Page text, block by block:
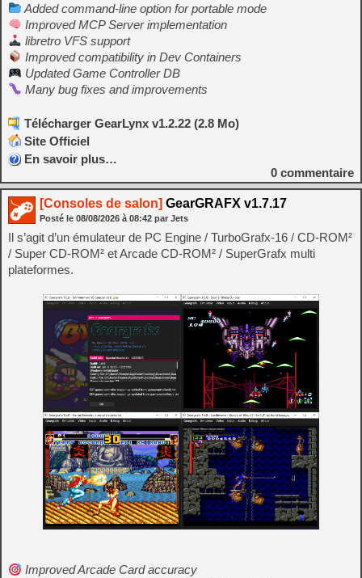
Added command-line option for portable mode
Improved MCP Server implementation
libretro VFS support
Improved compatibility in Dev Containers
Updated Game Controller DB
Many bug fixes and improvements
Télécharger GearLynx v1.2.22 (2.8 Mo)
Site Officiel
En savoir plus…
0 commentaire
[Consoles de salon] GearGRAFX v1.7.17
Posté le 08/08/2026 à 08:42 par Jets
Il s’agit d’un émulateur de PC Engine / TurboGrafx-16 / CD-ROM²
/ Super CD-ROM² et Arcade CD-ROM² / SuperGrafx multi
plateformes.
Improved Arcade Card accuracy